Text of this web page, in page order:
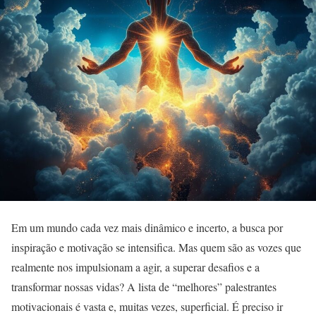
Em um mundo cada vez mais dinâmico e incerto, a busca por
inspiração e motivação se intensifica. Mas quem são as vozes que
realmente nos impulsionam a agir, a superar desafios e a
transformar nossas vidas? A lista de “melhores” palestrantes
motivacionais é vasta e, muitas vezes, superficial. É preciso ir